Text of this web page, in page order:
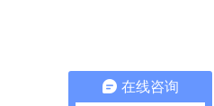
在线咨询